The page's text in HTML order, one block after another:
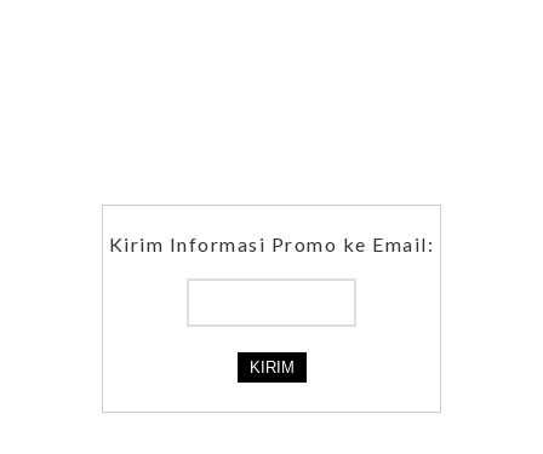
Kirim Informasi Promo ke Email: